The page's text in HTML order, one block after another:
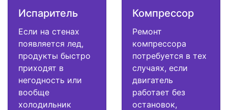
Испаритель
Если на стенах
появляется лед,
продукты быстро
приходят в
негодность или
вообще
холодильник
Компрессор
Ремонт
компрессора
потребуется в тех
случаях, если
двигатель
работает без
остановок,